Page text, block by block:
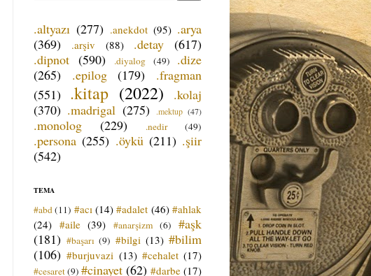
.altyazı (277) .anekdot (95) .arya
(369)
.arşiv (88) .detay
(617)
.dipnot (590) .diyalog (49)
.dize
(265)
.epilog (179)
.fragman
(551) .kitap (2022)
.kolaj
(370) .madrigal (275) .mektup (47)
.monolog (229) .nedir (49)
.persona (255) .öykü (211) .şiir
(542)
TEMA
#abd (11) #acı (14) #adalet (46) #ahlak
(24) #aile (39) #anarşizm (6)
#aşk
(181) #başarı (9) #bilgi (13) #bilim
(106) #burjuvazi (13) #cehalet (17)
#cesaret(9) #cinayet (62) #darbe (17)